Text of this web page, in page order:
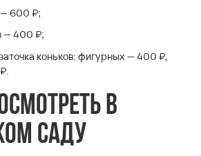
— 600 ₽;
— 400 ₽;
коньков: фигурных — 400 ₽,
в
саду